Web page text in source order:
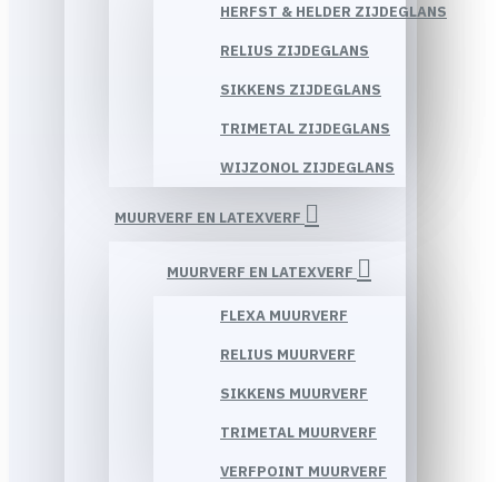
HERFST & HELDER ZIJDEGLANS
RELIUS ZIJDEGLANS
SIKKENS ZIJDEGLANS
TRIMETAL ZIJDEGLANS
WIJZONOL ZIJDEGLANS
MUURVERF EN LATEXVERF
MUURVERF EN LATEXVERF
FLEXA MUURVERF
RELIUS MUURVERF
SIKKENS MUURVERF
TRIMETAL MUURVERF
VERFPOINT MUURVERF